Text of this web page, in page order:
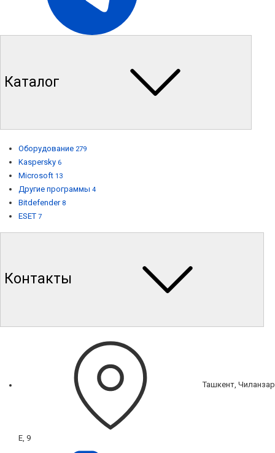
Каталог
Оборудование 279
Kaspersky 6
Microsoft 13
Другие программы 4
Bitdefender 8
ESET 7
Контакты
Ташкент, Чиланзар
Е, 9